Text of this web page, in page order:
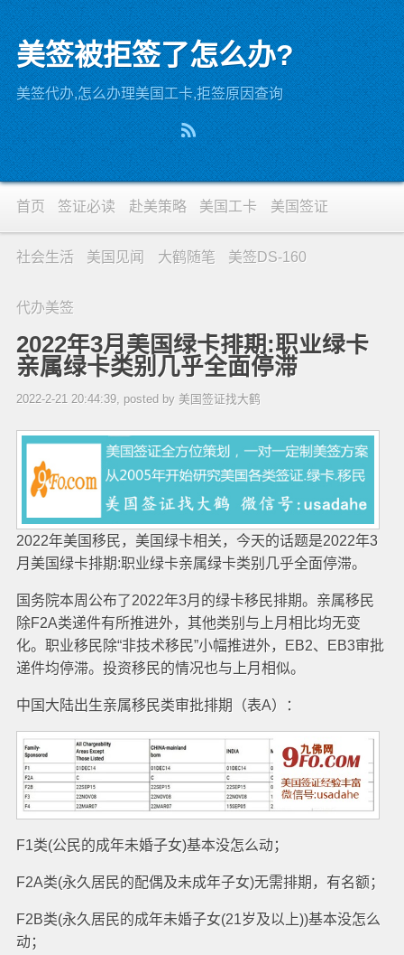
美签被拒签了怎么办?
美签代办,怎么办理美国工卡,拒签原因查询
首页 签证必读 赴美策略 美国工卡 美国签证
社会生活 美国见闻 大鹤随笔 美签DS-160
代办美签
2022年3月美国绿卡排期:职业绿卡
亲属绿卡类别几乎全面停滞
2022-2-21 20:44:39, posted by 美国签证找大鹤
2022年美国移民，美国绿卡相关，今天的话题是2022年3
月美国绿卡排期:职业绿卡亲属绿卡类别几乎全面停滞。
国务院本周公布了2022年3月的绿卡移民排期。亲属移民
除F2A类递件有所推进外，其他类别与上月相比均无变
化。职业移民除“非技术移民”小幅推进外，EB2、EB3审批
递件均停滞。投资移民的情况也与上月相似。
中国大陆出生亲属移民类审批排期（表A）：
F1类(公民的成年未婚子女)基本没怎么动；
F2A类(永久居民的配偶及未成年子女)无需排期，有名额；
F2B类(永久居民的成年未婚子女(21岁及以上))基本没怎么
动；